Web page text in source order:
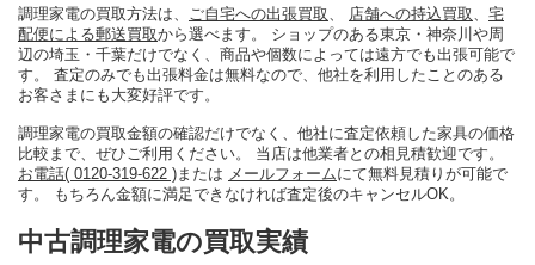
調理家電の買取方法は、 ご自宅への出張買取 店舗への持込買取
宅
配便による郵送買取から選べます。 ショップのある東京・神奈川や周
辺の埼玉・千葉だけでなく、商品や個数によっては遠方でも出張可能で
す。 査定のみでも出張料金は無料なので、他社を利用したことのある
お客さまにも大変好評です。
調理家電の買取金額の確認だけでなく、他社に査定依頼した家具の価格
比較まで、ぜひご利用ください。 当店は他業者との相見積歓迎です。
お電話( 0120-319-622 ) または メールフォームにて無料見積りが可能で
す。 もちろん金額に満足できなければ査定後のキャンセルOK。
中古調理家電の買取実績